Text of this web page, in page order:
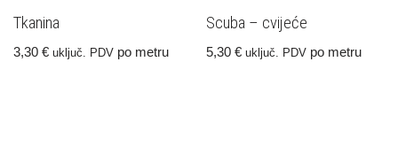
Tkanina
3,30 € uključ. PDV po metru
Scuba – cvijeće
5,30€ uključ. PDV po metru